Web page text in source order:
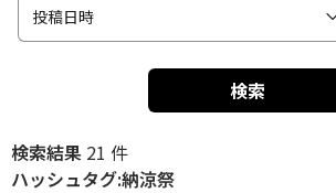
投稿日時
検索
検索結果 21 件
ハッシュタグ:納涼祭